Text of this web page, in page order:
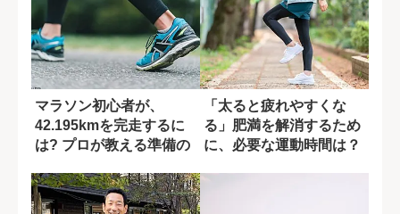
マラソン初心者が、
42.195kmを完走するに
は? プロが教える準備の
「太ると疲れやすくな
る」肥満を解消するため
に、必要な運動時間は？